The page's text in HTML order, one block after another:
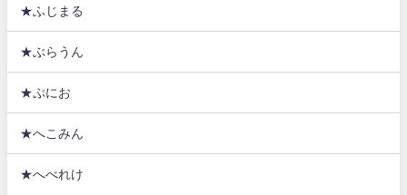
★ふじまる
★ぶらうん
★ぷにお
★へこみん
★へべれけ